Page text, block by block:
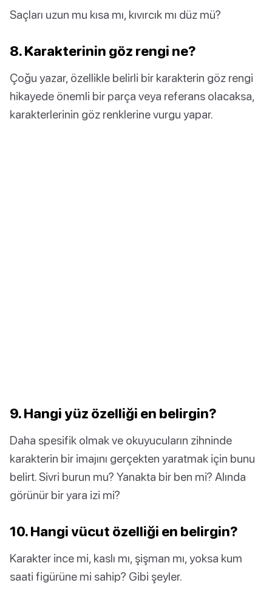
Saçları uzun mu kısa mı, kıvırcık mı düz mü?
8. Karakterinin göz rengi ne?
Çoğu yazar, özellikle belirli bir karakterin göz rengi
hikayede önemli bir parça veya referans olacaksa,
karakterlerinin göz renklerine vurgu yapar.
9. Hangi yüz özelliği en belirgin?
Daha spesifik olmak ve okuyucuların zihninde
karakterin bir imajını gerçekten yaratmak için bunu
belirt. Sivri burun mu? Yanakta bir ben mi? Alında
görünür bir yara izi mi?
10. Hangi vücut özelliği en belirgin?
Karakter ince mi, kaslı mı, şişman mı, yoksa kum
saati figürüne mi sahip? Gibi şeyler.